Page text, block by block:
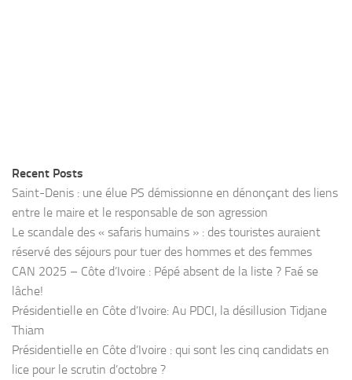
Recent Posts
Saint-Denis : une élue PS démissionne en dénonçant des liens
entre le maire et le responsable de son agression
Le scandale des « safaris humains » : des touristes auraient
réservé des séjours pour tuer des hommes et des femmes
CAN 2025 – Côte d’Ivoire : Pépé absent de la liste ? Faé se
lâche!
Présidentielle en Côte d’Ivoire: Au PDCI, la désillusion Tidjane
Thiam
Présidentielle en Côte d’Ivoire : qui sont les cinq candidats en
lice pour le scrutin d’octobre ?